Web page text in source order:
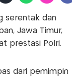
serentak dan
Jawa Timur,
prestasi Polri.
dari pemimpin